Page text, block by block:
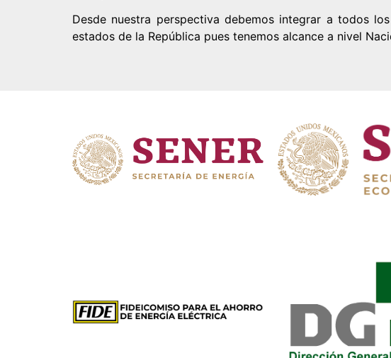
Desde nuestra perspectiva debemos integrar a todos
estados de la República pues tenemos alcance a nivel